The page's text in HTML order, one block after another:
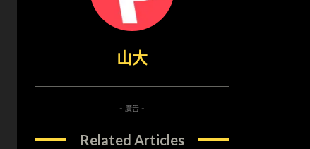
山大
- 廣告 -
Related Articles